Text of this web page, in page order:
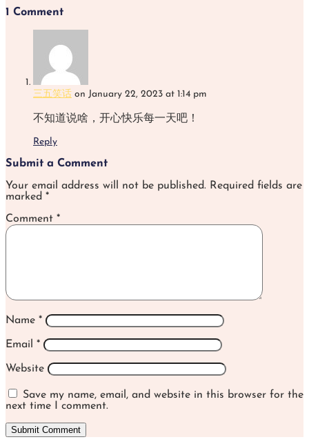
1 Comment
三五笑话 on January 22, 2023 at 1:14 pm
不知道说啥，开心快乐每一天吧！
Reply
Submit a Comment
Your email address will not be published. Required fields are
marked *
Comment *
Name *
Email *
Website
Save my name, email, and website in this browser for the
next time I comment.
Submit Comment